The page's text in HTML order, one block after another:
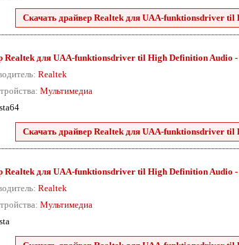
Скачать драйвер Realtek для UAA-funktionsdriver
Realtek для UAA-funktionsdriver til High Definition Audio
Realtek
Мультимедиа
Скачать драйвер Realtek для UAA-funktionsdriver
Realtek для UAA-funktionsdriver til High Definition Audio
Realtek
Мультимедиа